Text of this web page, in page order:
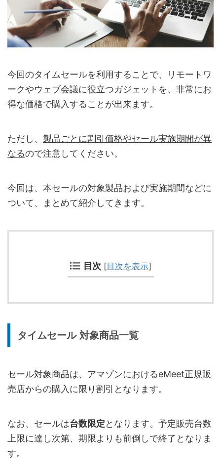
今回のタイムセールを利用することで、リモートワ
ークやウェブ会議に役立つガジェットを、非常にお
得な価格で購入することが出来ます。
ただし、 製品ごとに割引価格やセール実施期間が異
なるので注意してください。
今回は、本セールの対象製品および実施期間などに
ついて、まとめて紹介してきます。
目次 [目次を表示]
タイムセール 対象商品一覧
セール対象商品は、アマゾンにおけるeMeet正規販
売店からの購入に限り割引となります。
なお、セールは台数限定となります。予定販売台数
上限に達し次第、期限よりも前倒しで終了となりま
す。